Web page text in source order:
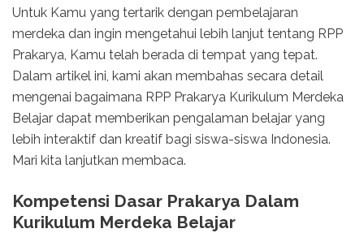
Untuk Kamu yang tertarik dengan pembelajaran
merdeka dan ingin mengetahui lebih lanjut tentang RPP
Prakarya, Kamu telah berada di tempat yang tepat.
Dalam artikel ini, kami akan membahas secara detail
mengenai bagaimana RPP Prakarya Kurikulum Merdeka
Belajar dapat memberikan pengalaman belajar yang
lebih interaktif dan kreatif bagi siswa-siswa Indonesia.
Mari kita lanjutkan membaca.
Kompetensi Dasar Prakarya Dalam
Kurikulum Merdeka Belajar